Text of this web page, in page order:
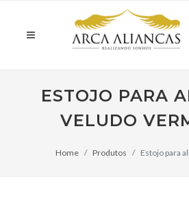
ESTOJO PARA
VELUDO
Home Produtos Estojo para